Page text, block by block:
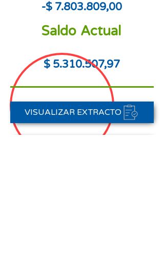
-$ 7.803.809,00
Saldo Actual
$ 5.310.507,97
VISUALIZAR EXTRACTO